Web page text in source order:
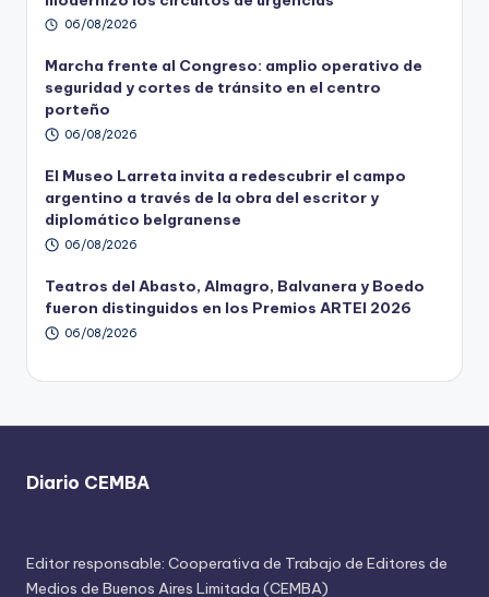
06/08/2026
Marcha frente al Congreso: amplio operativo de
seguridad y cortes de tránsito en el centro
porteño
06/08/2026
El Museo Larreta invita a redescubrir el campo
argentino a través de la obra del escritor y
diplomático belgranense
06/08/2026
Teatros del Abasto, Almagro, Balvanera y Boedo
fueron distinguidos en los Premios ARTEI 2026
06/08/2026
Diario CEMBA
Editor responsable: Cooperativa de Trabajo de Editores de
Medios de Buenos Aires Limitada (CEMBA)